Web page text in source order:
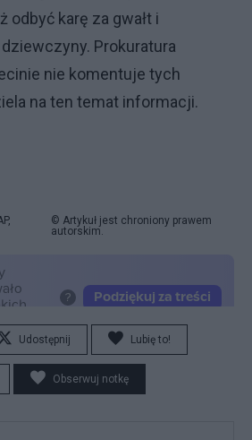
odbyć karę za gwałt i
Prokuratura
nie komentuje tych
na ten temat informacji.
© Artykuł jest chroniony prawem
autorskim.
Udostępnij Lubię to!
Obserwuj notkę